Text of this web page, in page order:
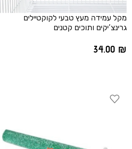
מקל עמידה מעץ טבעי לקוקטיילים
גרינצ’יקים ותוכים קטנים
34.00 ₪